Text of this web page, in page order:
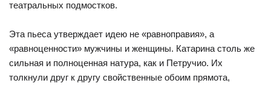
театральных подмостков.
Эта пьеса утверждает идею не «равноправия», а
«равноценности» мужчины и женщины. Катарина столь же
сильная и полноценная натура, как и Петручио. Их
толкнули друг к другу свойственные обоим прямота,